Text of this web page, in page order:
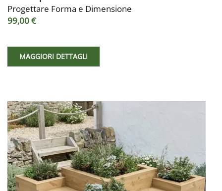
Progettare Forma e Dimensione
99,00 €
MAGGIORI DETTAGLI